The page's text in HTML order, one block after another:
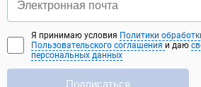
Подписаться
Я принимаю условия Политики
Пользовательского соглашения и даю
персональных данных